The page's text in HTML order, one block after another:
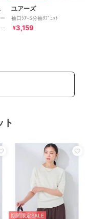
ル ユアーズ
袖口ｼｱｰ5分袖ﾘﾌﾞﾆｯﾄ
¥3,159
ト
期間限定SALE